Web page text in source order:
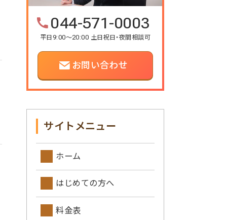
044-571-0003
平日9:00～20:00 土日祝日・夜間相談可
お問い合わせ
サイトメニュー
ホーム
はじめての方へ
料金表